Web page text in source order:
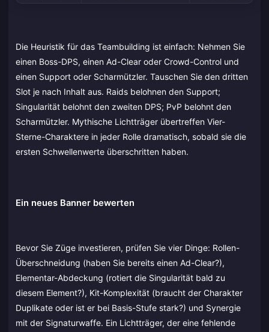
Die Heuristik für das Teambuilding ist einfach: Nehmen Sie
einen Boss-DPS, einen Ad-Clear oder Crowd-Control und
einen Support oder Scharmützler. Tauschen Sie den dritten
Slot je nach Inhalt aus. Raids belohnen den Support;
Singularität belohnt den zweiten DPS; PvP belohnt den
Scharmützler. Mythische Lichtträger übertreffen Vier-
Sterne-Charaktere in jeder Rolle dramatisch, sobald sie die
ersten Schwellenwerte überschritten haben.
Ein neues Banner bewerten
Bevor Sie Züge investieren, prüfen Sie vier Dinge: Rollen-
Überschneidung (haben Sie bereits einen Ad-Clear?),
Elementar-Abdeckung (rotiert die Singularität bald zu
diesem Element?), Kit-Komplexität (braucht der Charakter
Duplikate oder ist er bei Basis-Stufe stark?) und Synergie
mit der Signaturwaffe. Ein Lichtträger, der eine fehlende